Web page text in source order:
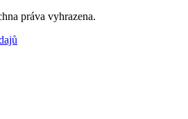
práva vyhrazena.